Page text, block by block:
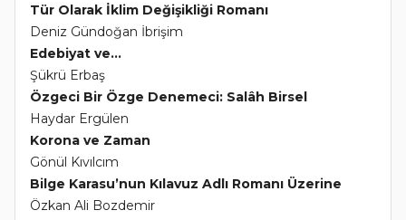
Tür Olarak İklim Değişikliği Romanı
Deniz Gündoğan İbrişim
Edebiyat ve...
Şükrü Erbaş
Özgeci Bir Özge Denemeci: Salâh Birsel
Haydar Ergülen
Korona ve Zaman
Gönül Kıvılcım
Bilge Karasu’nun Kılavuz Adlı Romanı Üzerine
Özkan Ali Bozdemir